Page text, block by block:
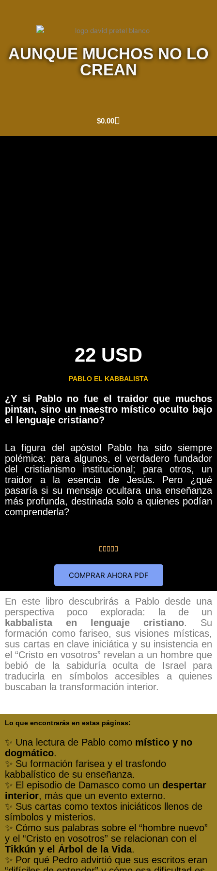
AUNQUE MUCHOS NO LO
CREAN
$0.00Cart
22 USD
PABLO EL KABBALISTA
¿Y si Pablo no fue el traidor que muchos
pintan, sino un maestro místico oculto bajo
el lenguaje cristiano?
La figura del apóstol Pablo ha sido siempre
polémica: para algunos, el verdadero fundador
del cristianismo institucional; para otros, un
traidor a la esencia de Jesús. Pero ¿qué
pasaría si su mensaje ocultara una enseñanza
más profunda, destinada solo a quienes podían
comprenderla?
    
de
5
COMPRAR AHORA PDF
En este libro descubrirás a Pablo desde una
perspectiva poco explorada: la de un
kabbalista en lenguaje cristiano. Su
formación como fariseo, sus visiones místicas,
sus cartas en clave iniciática y su insistencia en
el “Cristo en vosotros” revelan a un hombre que
bebió de la sabiduría oculta de Israel para
traducirla en símbolos accesibles a quienes
buscaban la transformación interior.
Lo que encontrarás en estas páginas:
✨ Una lectura de Pablo como místico y no
dogmático.
✨ Su formación farisea y el trasfondo
kabbalístico de su enseñanza.
✨ El episodio de Damasco como un despertar
interior, más que un evento externo.
✨ Sus cartas como textos iniciáticos llenos de
símbolos y misterios.
✨ Cómo sus palabras sobre el “hombre nuevo”
y el “Cristo en vosotros” se relacionan con el
Tikkún y el Árbol de la Vida.
✨ Por qué Pedro advirtió que sus escritos eran